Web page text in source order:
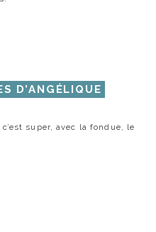
D’ANGÉLIQUE
super, avec la fondue, le